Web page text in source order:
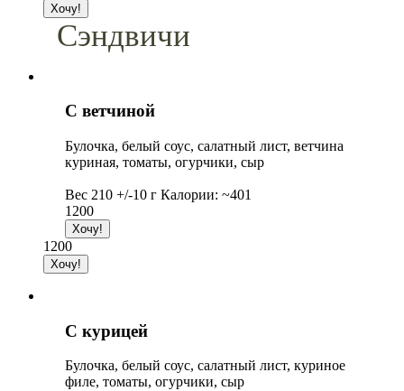
Сэндвичи
С ветчиной
Булочка, белый соус, салатный лист, ветчина
куриная, томаты, огурчики, сыр
Вес 210 +/-10 г Калории: ~401
1200
1200
С курицей
Булочка, белый соус, салатный лист, куриное
филе, томаты, огурчики, сыр